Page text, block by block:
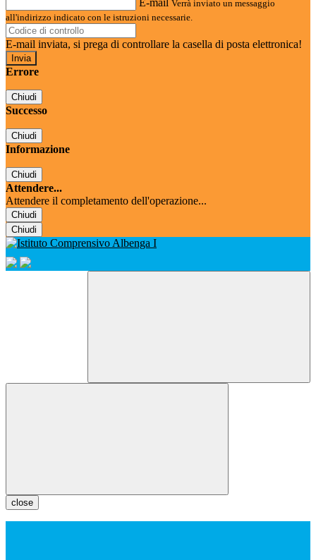
E-mail Verrà inviato un messaggio
all'indirizzo indicato con le istruzioni necessarie.
E-mail inviata, si prega di controllare la casella di posta elettronica!
Errore
Chiudi
Successo
Chiudi
Informazione
Chiudi
Attendere...
Attendere il completamento dell'operazione...
Chiudi
Chiudi
close